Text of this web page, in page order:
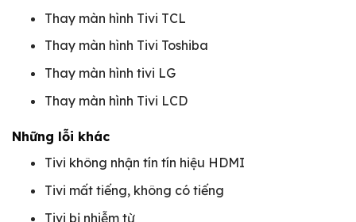
Thay màn hình Tivi TCL
Thay màn hình Tivi Toshiba
Thay màn hình tivi LG
Thay màn hình Tivi LCD
Những lỗi khác
Tivi không nhận tín tín hiệu HDMI
Tivi mất tiếng, không có tiếng
Tivi bị nhiễm từ